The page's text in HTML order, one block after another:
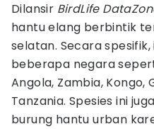
Dilansir BirdLife
hantu elang berbintik
selatan. Secara
beberapa negara
Angola, Zambia, Kongo,
Tanzania. Spesies ini
burung hantu urban